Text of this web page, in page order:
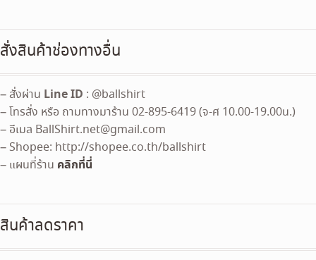
สั่งสินค้าช่องทางอื่น
– สั่งผ่าน Line ID : @ballshirt
– โทรสั่ง หรือ ถามทางมาร้าน 02-895-6419 (จ-ศ 10.00-19.00น.)
– อีเมล BallShirt.net@gmail.com
– Shopee: http://shopee.co.th/ballshirt
– แผนที่ร้าน คลิกที่นี่
สินค้าลดราคา